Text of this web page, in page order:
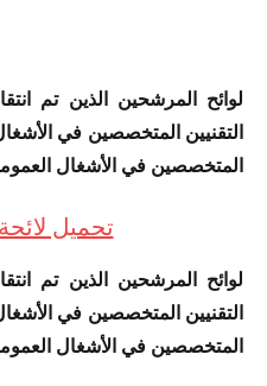
لوائح المرشحين الذين تم
التقنيين المتخصصين في
المتخصصين في الأشغال
تحميل
لوائح المرشحين الذين تم
التقنيين المتخصصين في
المتخصصين في الأشغال